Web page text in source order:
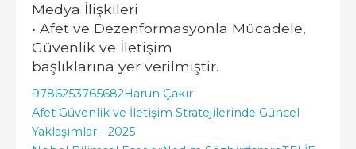
Medya İlişkileri
• Afet ve Dezenformasyonla Mücadele,
Güvenlik ve İletişim
başlıklarına yer verilmiştir.
9786253765682Harun Çakır
Afet Güvenlik ve İletişim Stratejilerinde Güncel
Yaklaşımlar - 2025